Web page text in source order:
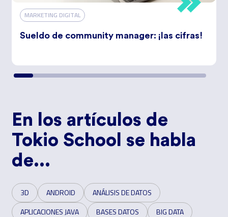
MARKETING DIGITAL
Sueldo de community manager: ¡las cifras!
En los artículos de
Tokio School se habla
de...
3D ANDROID
ANÁLISIS DE DATOS
APLICACIONES JAVA
BASES DATOS
BIG DATA